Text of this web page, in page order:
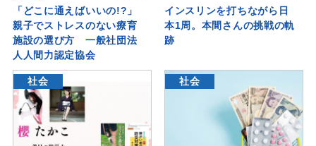
「どこに通えばいいの!?」
親子でストレスのない療育
施設の選び方 一般社団法
人人間力認定協会
インスリンを打ちながら日
本1周。本間さんの挑戦の軌
跡
社会 社会